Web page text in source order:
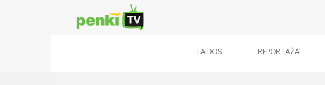
LAIDOS REPORTAŽAI